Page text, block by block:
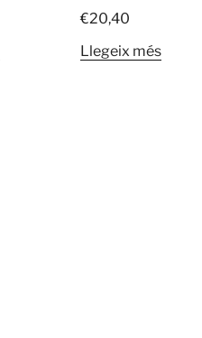
€20,40
Llegeix més